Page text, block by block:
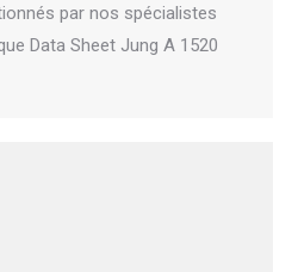
par nos spécialistes
Data Sheet Jung A 1520